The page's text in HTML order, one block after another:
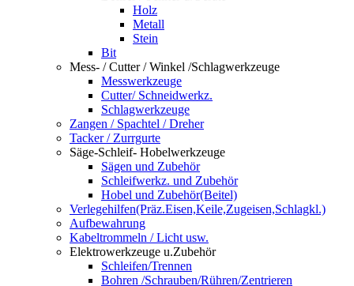
Holz
Metall
Stein
Bit
Mess- / Cutter / Winkel /Schlagwerkzeuge
Messwerkzeuge
Cutter/ Schneidwerkz.
Schlagwerkzeuge
Zangen / Spachtel / Dreher
Tacker / Zurrgurte
Säge-Schleif- Hobelwerkzeuge
Sägen und Zubehör
Schleifwerkz. und Zubehör
Hobel und Zubehör(Beitel)
Verlegehilfen(Präz.Eisen,Keile,Zugeisen,Schlagkl.)
Aufbewahrung
Kabeltrommeln / Licht usw.
Elektrowerkzeuge u.Zubehör
Schleifen/Trennen
Bohren /Schrauben/Rühren/Zentrieren